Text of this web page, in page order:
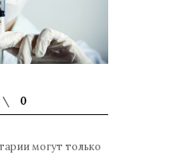
0
могут только